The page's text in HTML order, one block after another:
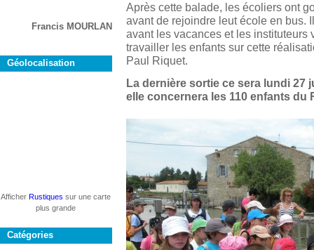
Francis MOURLAN
Géolocalisation
AfficherRustiques sur une carte
plus grande
Catégories
Après cette balade, les écoliers ont
avant de rejoindre leut école en bus.
avant les vacances et les instituteurs
travailler les enfants sur cette
Paul Riquet.
La dernière sortie ce sera lundi 27
elle concernera les 110 enfants du